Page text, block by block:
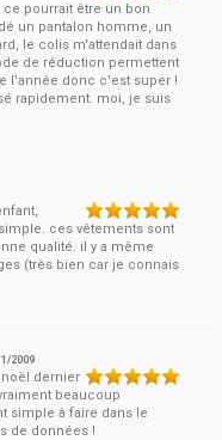
pourrait être un bon
un pantalon homme, un
le colis m'attendait dans
de réduction permettent
l'année donc c'est super !
rapidement. moi, je suis
ces vêtements sont
qualité. il y a même
(très bien car je connais
2009
dernier
beaucoup
simple à faire dans le
de données !